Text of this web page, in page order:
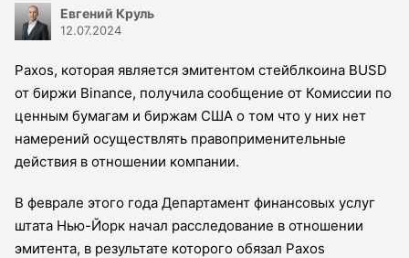
Евгений Круль
12.07.2024
Paxos, которая является эмитентом стейблкоина BUSD
от биржи Binance, получила сообщение от Комиссии по
ценным бумагам и биржам США о том что у них нет
намерений осуществлять правоприменительные
действия в отношении компании.
В феврале этого года Департамент финансовых услуг
штата Нью-Йорк начал расследование в отношении
эмитента, в результате которого обязал Paxos